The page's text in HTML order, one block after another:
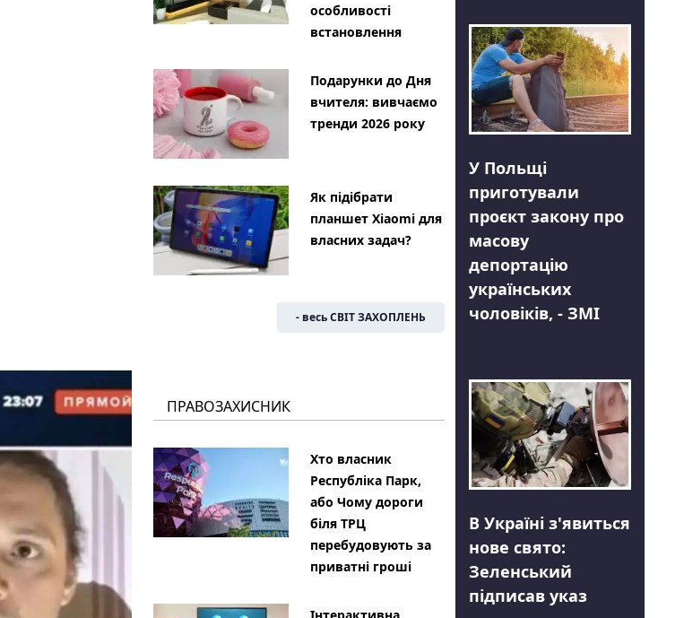
особливості
встановлення
Подарунки до Дня
вчителя: вивчаємо
тренди 2026 року
Як підібрати
планшет Xiaomi для
власних задач?
- весь СВІТ ЗАХОПЛЕНЬ
ПРАВОЗАХИСНИК
Хто власник
Республіка Парк,
або Чому дороги
біля ТРЦ
перебудовують за
приватні гроші
У Польщі
приготували
проєкт закону про
масову
депортацію
українських
чоловіків, - ЗМІ
В Україні з'явиться
нове свято:
Зеленський
підписав указ